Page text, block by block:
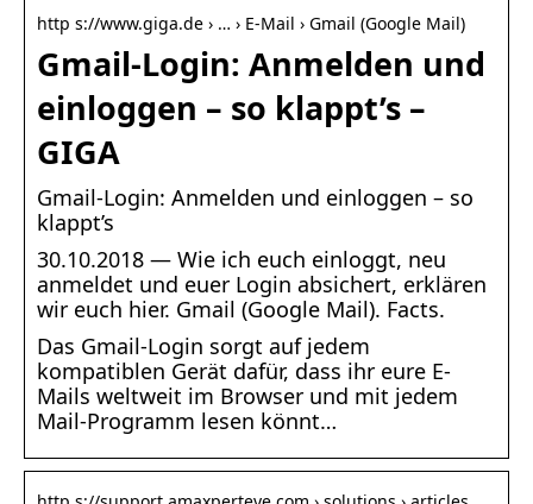
http s://www.giga.de › … › E-Mail › Gmail (Google Mail)
Gmail-Login: Anmelden und
einloggen – so klappt’s –
GIGA
Gmail-Login: Anmelden und einloggen – so
klappt’s
30.10.2018 — Wie ich euch einloggt, neu
anmeldet und euer Login absichert, erklären
wir euch hier. Gmail (Google Mail). Facts.
Das Gmail-Login sorgt auf jedem
kompatiblen Gerät dafür, dass ihr eure E-
Mails weltweit im Browser und mit jedem
Mail-Programm lesen könnt…